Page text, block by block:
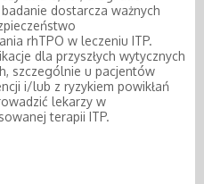
dostarcza ważnych
rhTPO w leczeniu ITP.
dla przyszłych wytycznych
szczególnie u pacjentów
i/lub z ryzykiem powikłań
lekarzy w
terapii ITP.